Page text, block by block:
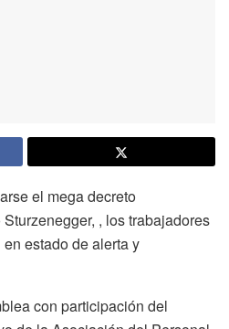
el mega decreto
, los trabajadores
estado de alerta y
con participación del